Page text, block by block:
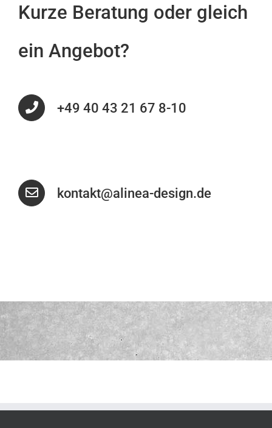
Kurze Beratung oder gleich
ein Angebot?
+49 40 43 21 67 8-10
kontakt@alinea-design.de